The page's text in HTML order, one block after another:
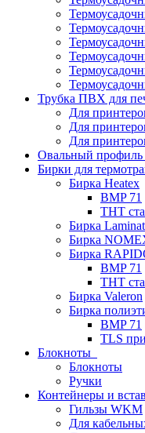
Трубка ПВХ для
Для
Для
Для
Овальный профиль
Бирки для
Бирка Heatex
BMP 71
THT
Бирка Laminat
Бирка
Бирка
BMP 71
THT
Бирка Valeron
Бирка
BMP 71
TLS
Блокноты
Блокноты
Ручки
Контейнеры и
Гильзы WKM
Для